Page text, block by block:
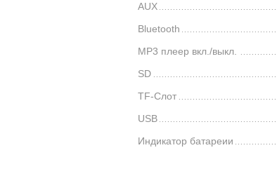
AUX
Bluetooth
MP3 плеер вкл./выкл.
SD
TF-Слот
USB
Индикатор батареии